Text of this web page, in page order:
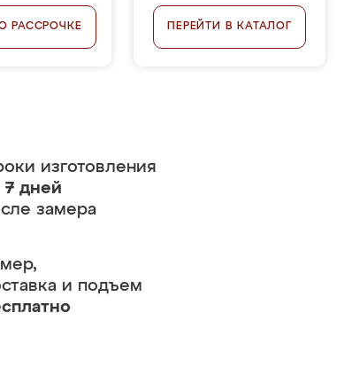
РАССРОЧКЕ ПЕРЕЙТИ В КАТАЛОГ
изготовления
7 дней
замера
и подъем